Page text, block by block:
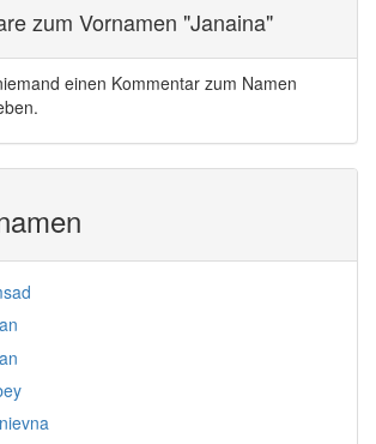
zum Vornamen "Janaina"
einen Kommentar zum Namen